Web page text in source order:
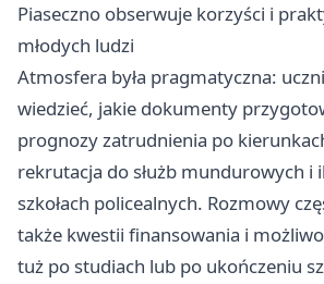
Piaseczno obserwuje korzyści i
młodych ludzi
Atmosfera była pragmatyczna:
wiedzieć, jakie dokumenty
prognozy zatrudnienia po
rekrutacja do służb mundurowych i
szkołach policealnych. Rozmowy
także kwestii finansowania i
tuż po studiach lub po ukończeniu